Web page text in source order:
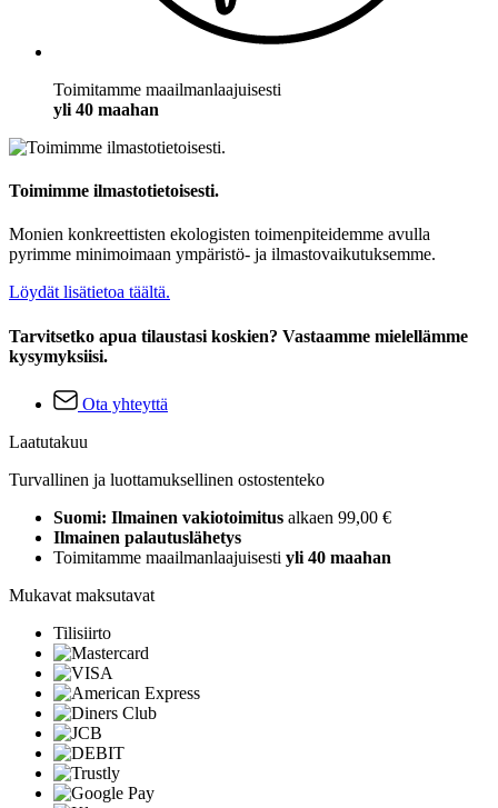
Toimitamme maailmanlaajuisesti
yli 40 maahan
Toimimme ilmastotietoisesti.
Monien konkreettisten ekologisten toimenpiteidemme avulla
pyrimme minimoimaan ympäristö- ja ilmastovaikutuksemme.
Löydät lisätietoa täältä.
Tarvitsetko apua tilaustasi koskien? Vastaamme mielellämme
kysymyksiisi.
Ota yhteyttä
Laatutakuu
Turvallinen ja luottamuksellinen ostostenteko
Suomi: Ilmainen vakiotoimitus alkaen 99,00 €
Ilmainen palautuslähetys
Toimitamme maailmanlaajuisesti yli 40 maahan
Mukavat maksutavat
Tilisiirto